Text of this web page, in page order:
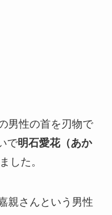
男性の首を刃物で
で明石愛花（あか
した。
親さんという男性